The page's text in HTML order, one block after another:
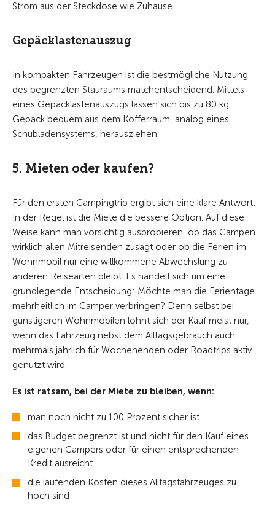
Strom aus der Steckdose wie Zuhause.
Gepäcklastenauszug
In kompakten Fahrzeugen ist die bestmögliche Nutzung
des begrenzten Stauraums matchentscheidend. Mittels
eines Gepäcklastenauszugs lassen sich bis zu 80 kg
Gepäck bequem aus dem Kofferraum, analog eines
Schubladensystems, herausziehen.
5. Mieten oder kaufen?
Für den ersten Campingtrip ergibt sich eine klare Antwort:
In der Regel ist die Miete die bessere Option. Auf diese
Weise kann man vorsichtig ausprobieren, ob das Campen
wirklich allen Mitreisenden zusagt oder ob die Ferien im
Wohnmobil nur eine willkommene Abwechslung zu
anderen Reisearten bleibt. Es handelt sich um eine
grundlegende Entscheidung: Möchte man die Ferientage
mehrheitlich im Camper verbringen? Denn selbst bei
günstigeren Wohnmobilen lohnt sich der Kauf meist nur,
wenn das Fahrzeug nebst dem Alltagsgebrauch auch
mehrmals jährlich für Wochenenden oder Roadtrips aktiv
genutzt wird.
Es ist ratsam, bei der Miete zu bleiben, wenn:
man noch nicht zu 100 Prozent sicher ist
das Budget begrenzt ist und nicht für den Kauf eines
eigenen Campers oder für einen entsprechenden
Kredit ausreicht
die laufenden Kosten dieses Alltagsfahrzeuges zu
hoch sind